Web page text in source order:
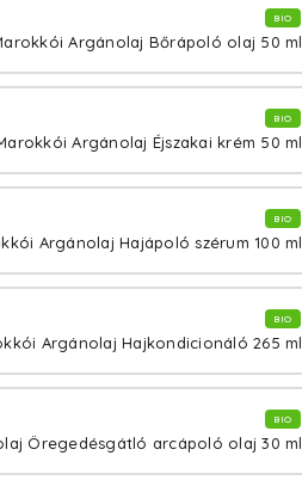
BIO
Argánolaj Bőrápoló olaj 50 ml
BIO
Argánolaj Éjszakai krém 50 ml
BIO
Argánolaj Hajápoló szérum 100 ml
BIO
Argánolaj Hajkondicionáló 265 ml
BIO
Öregedésgátló arcápoló olaj 30 ml